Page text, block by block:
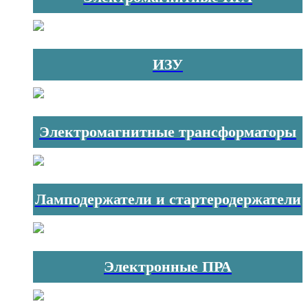
ИЗУ
Электромагнитные трансформаторы
Ламподержатели и стартеродержатели
Электронные ПРА